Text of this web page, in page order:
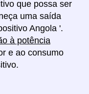
que possa ser
uma saída
Angola '.
à potência
e ao consumo